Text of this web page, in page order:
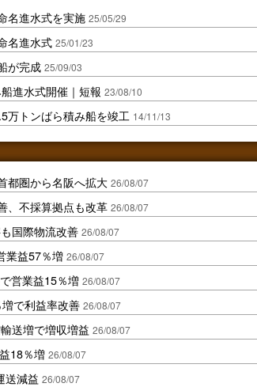
名進水式を実施 25/05/29
名進水式 25/01/23
が完成 25/09/03
進水式開催｜短報 23/08/10
万トンばら積み船を竣工 14/11/13
都圏から名阪へ拡大 26/08/07
、不採算拠点も改革 26/08/07
国際物流改善 26/08/07
業益57％増 26/08/07
営業益15％増 26/08/07
で利益率改善 26/08/07
送増で増収増益 26/08/07
18％増 26/08/07
送減益 26/08/07